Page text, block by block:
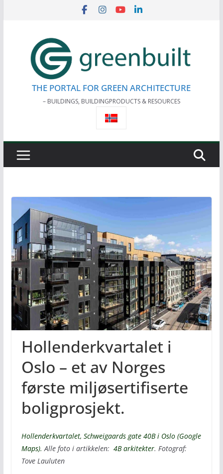
THE PORTAL FOR GREEN ARCHITECTURE
– BUILDINGS, BUILDINGPRODUCTS & RESOURCES
Hollenderkvartalet i
Oslo – et av Norges
første miljøsertifiserte
boligprosjekt.
Hollenderkvartalet, Schweigaards gate 40B i Oslo (Google
Maps). Alle foto i artikkelen: 4B arkitekter. Fotograf:
Tove Lauluten